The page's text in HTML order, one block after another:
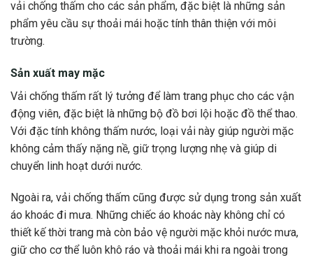
vải chống thấm cho các sản phẩm, đặc biệt là những sản
phẩm yêu cầu sự thoải mái hoặc tính thân thiện với môi
trường.
Sản xuất may mặc
Vải chống thấm rất lý tưởng để làm trang phục cho các vận
động viên, đặc biệt là những bộ đồ bơi lội hoặc đồ thể thao.
Với đặc tính không thấm nước, loại vải này giúp người mặc
không cảm thấy nặng nề, giữ trọng lượng nhẹ và giúp di
chuyển linh hoạt dưới nước.
Ngoài ra, vải chống thấm cũng được sử dụng trong sản xuất
áo khoác đi mưa. Những chiếc áo khoác này không chỉ có
thiết kế thời trang mà còn bảo vệ người mặc khỏi nước mưa,
giữ cho cơ thể luôn khô ráo và thoải mái khi ra ngoài trong